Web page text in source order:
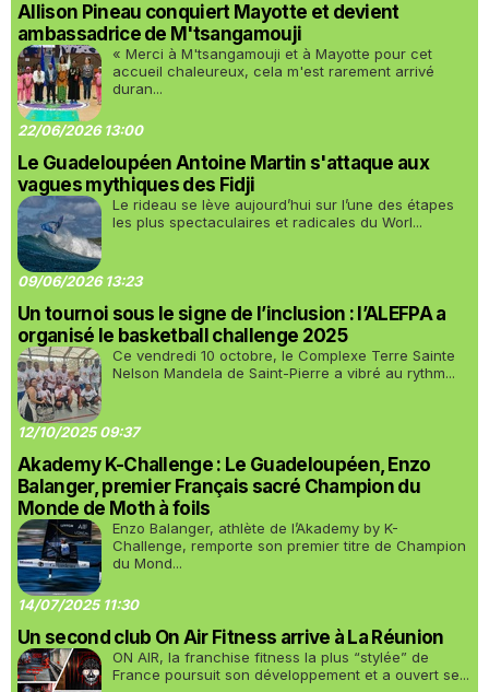
Allison Pineau conquiert Mayotte et devient
ambassadrice de M'tsangamouji
« Merci à M'tsangamouji et à Mayotte pour cet
accueil chaleureux, cela m'est rarement arrivé
duran...
22/06/2026 13:00
Le Guadeloupéen Antoine Martin s'attaque aux
vagues mythiques des Fidji
Le rideau se lève aujourd’hui sur l’une des étapes
les plus spectaculaires et radicales du Worl...
09/06/2026 13:23
Un tournoi sous le signe de l’inclusion : l’ALEFPA a
organisé le basketball challenge 2025
Ce vendredi 10 octobre, le Complexe Terre Sainte
Nelson Mandela de Saint-Pierre a vibré au rythm...
12/10/2025 09:37
Akademy K-Challenge : Le Guadeloupéen, Enzo
Balanger, premier Français sacré Champion du
Monde de Moth à foils
Enzo Balanger, athlète de l’Akademy by K-
Challenge, remporte son premier titre de Champion
du Mond...
14/07/2025 11:30
Un second club On Air Fitness arrive à La Réunion
ON AIR, la franchise fitness la plus “stylée” de
France poursuit son développement et a ouvert se...